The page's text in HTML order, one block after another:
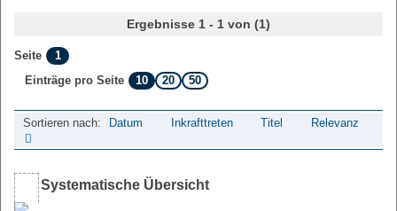
Ergebnisse 1 - 1 von (1)
Seite
1
Einträge pro Seite
10 20 50
Sortieren nach: Datum Inkrafttreten Titel Relevanz
Systematische Übersicht